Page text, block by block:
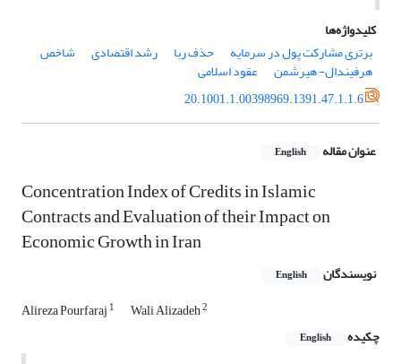
کلیدواژه‌ها
برتری مشارکت پول در سرمایه
حذف ربا رشد اقتصادی شاخص
هرفیندال- هیرشمن
عقود اسلامی
20.1001.1.00398969.1391.47.1.1.6
عنوان مقاله English
Concentration Index of Credits in Islamic
Contracts and Evaluation of their Impact on
Economic Growth in Iran
نویسندگان English
Alireza Pourfaraj 1 Wali Alizadeh2
چکیده English